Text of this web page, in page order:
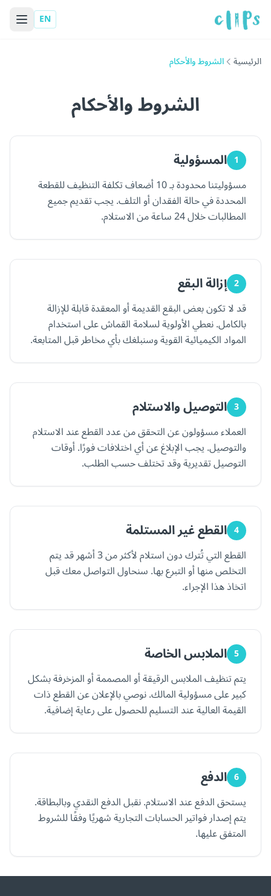
EN
الرئيسية الشروط والأحكام
الشروط والأحكام
1 المسؤولية
مسؤوليتنا محدودة بـ 10 أضعاف تكلفة التنظيف للقطعة
المحددة في حالة الفقدان أو التلف. يجب تقديم جميع
المطالبات خلال 24 ساعة من الاستلام.
2 إزالة البقع
قد لا تكون بعض البقع القديمة أو المعقدة قابلة للإزالة
بالكامل. نعطي الأولوية لسلامة القماش على استخدام
المواد الكيميائية القوية وسنبلغك بأي مخاطر قبل المتابعة.
3 التوصيل والاستلام
العملاء مسؤولون عن التحقق من عدد القطع عند الاستلام
والتوصيل. يجب الإبلاغ عن أي اختلافات فورًا. أوقات
التوصيل تقديرية وقد تختلف حسب الطلب.
4 القطع غير المستلمة
القطع التي تُترك دون استلام لأكثر من 3 أشهر قد يتم
التخلص منها أو التبرع بها. سنحاول التواصل معك قبل
اتخاذ هذا الإجراء.
5 الملابس الخاصة
يتم تنظيف الملابس الرقيقة أو المصممة أو المزخرفة بشكل
كبير على مسؤولية المالك. نوصي بالإعلان عن القطع ذات
القيمة العالية عند التسليم للحصول على رعاية إضافية.
6 الدفع
يستحق الدفع عند الاستلام. نقبل الدفع النقدي وبالبطاقة.
يتم إصدار فواتير الحسابات التجارية شهريًا وفقًا للشروط
المتفق عليها.